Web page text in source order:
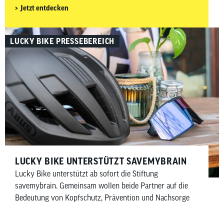
komfortabel sind, kommt es neben dem passenden Bike
zeigen wir dir, welches Rennrad-Zubehör wirklich
sinnvoll ist – aufgeteilt in Must-haves und Nice-to-haves
für Fahrer, Bike sowie Wartung und Pflege.
Jetzt entdecken
LUCKY BIKE PRESSEBEREICH
LUCKY BIKE UNTERSTÜTZT SAVEMYBRAIN​
Lucky Bike unterstützt ab sofort die Stiftung
savemybrain. Gemeinsam wollen beide Partner auf die
Bedeutung von Kopfschutz, Prävention und Nachsorge